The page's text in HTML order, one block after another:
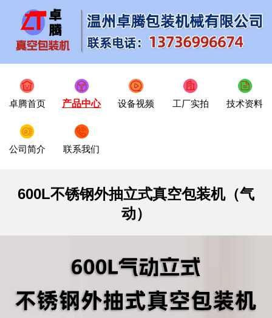
卓腾首页 产品中心 设备视频 工厂实拍 技术资料
公司简介 联系我们
600L不锈钢外抽立式真空包装机（气
动）